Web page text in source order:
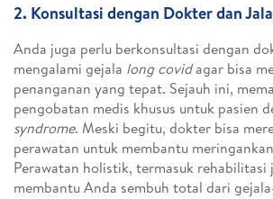
2. Konsultasi dengan Dokter dan
Anda juga perlu berkonsultasi dengan
mengalami gejala long covidagar bisa
penanganan yang tepat. Sejauh ini,
pengobatan medis khusus untuk pasien
syndrome. Meski begitu, dokter bisa
perawatan untuk membantu
Perawatan holistik, termasuk rehabilitasi
membantu Anda sembuh total dari